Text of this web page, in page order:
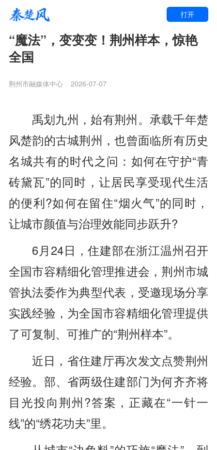
打开
“魔法”，变变变！荆州样本，惊艳
全国
荆州市融媒体中心 2026-07-07
禹划九州，始有荆州。承载千年楚
风楚韵的古城荆州，也曾面临所有历史
名城共有的时代之问：如何在守护“青
砖黛瓦”的同时，让居民享受现代生活
的便利?如何在留住“烟火气”的同时，
让城市颜值与治理效能同步跃升?
6月24日，住建部在浙江温州召开
全国市容精细化管理推进会，荆州市城
管执法委作为典型代表，受邀现场分享
实践经验，为全国市容精细化管理提供
了可复制、可推广的“荆州样本”。
近日，省住建厅再次发文点赞荆州
经验。部、省两级住建部门为何齐齐将
目光投向荆州?答案，正藏在“一针一
线”的“绣花功夫”里。